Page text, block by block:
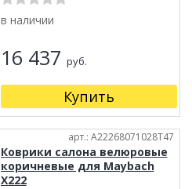
в наличии
16 437 руб.
Купить
арт.: A22268071028T47
Коврики салона велюровые
коричневые для Maybach
X222